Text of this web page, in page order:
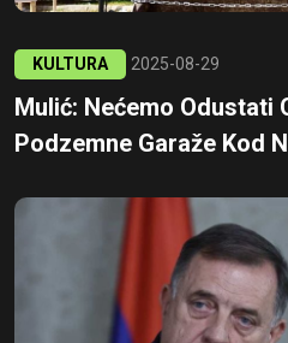
KULTURA 2025-08-29
Mulić: Nećemo Odustati
Podzemne Garaže Kod